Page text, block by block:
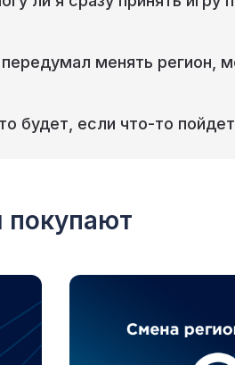
менять регион,
будет, если что-то
покупают